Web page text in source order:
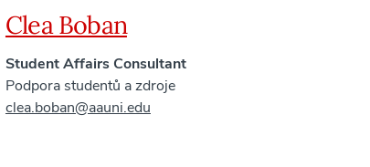
Clea Boban
Student Affairs Consultant
Podpora studentů a zdroje
clea.boban@aauni.edu